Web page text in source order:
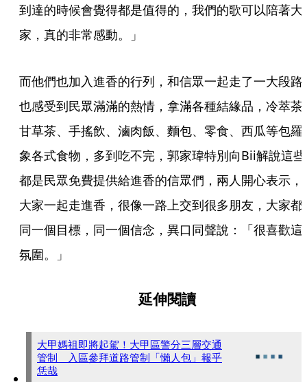
到達的時候會覺得都是值得的，我們的歌可以陪著大
家，真的非常感動。」
而他們也加入進香的行列，和信眾一起走了一大段路
也感受到民眾滿滿的熱情，拿滿各種結緣品，冷萃茶
甘草茶、手搖飲、滷肉飯、麵包、零食、西瓜等包羅
象各式食物，多到吃不完，郭家瑋特別向Bii解說這些
都是民眾免費提供給進香的信眾們，兩人開心表示，
大家一起走進香，很像一路上交到很多朋友，大家都
同一個目標，同一個信念，異口同聲說：「很喜歡這
氛圍。」
延伸閱讀
大甲媽祖即將起駕！大甲區警分三層交通
管制 入區參拜道路管制「懶人包」報乎
恁哉